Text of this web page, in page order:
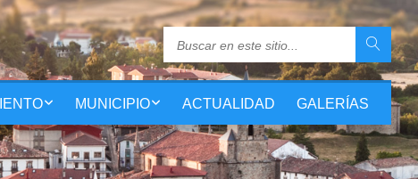
MUNICIPIO ACTUALIDAD GALERÍAS